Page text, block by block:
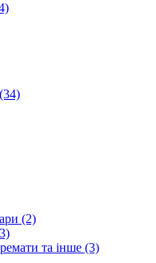
(2)
та інше (3)